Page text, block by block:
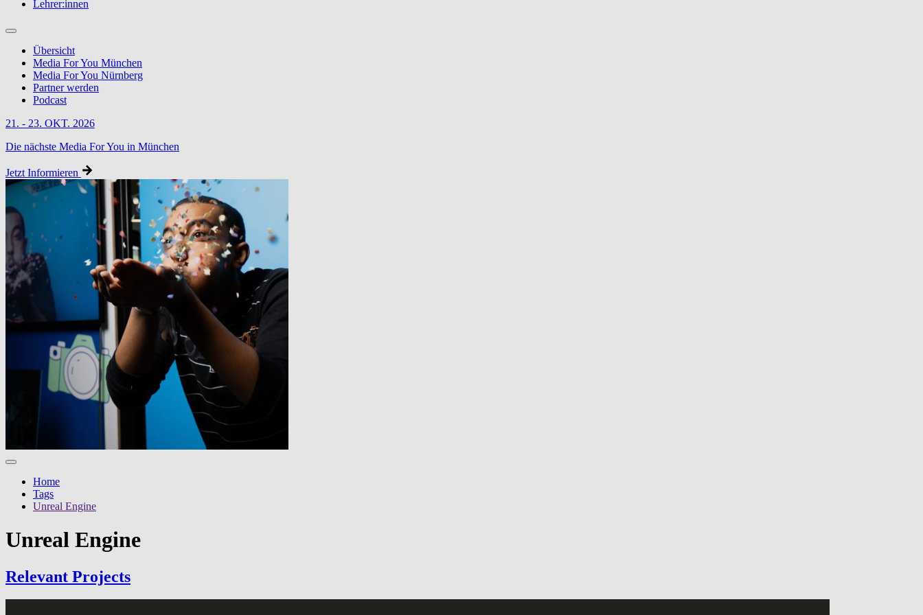
Lehrer:innen
Übersicht
Media For You München
Media For You Nürnberg
Partner werden
Podcast
21. - 23. OKT. 2026
Die nächste Media For You in München
Jetzt Informieren
Home
Tags
Unreal Engine
Unreal Engine
Relevant Projects